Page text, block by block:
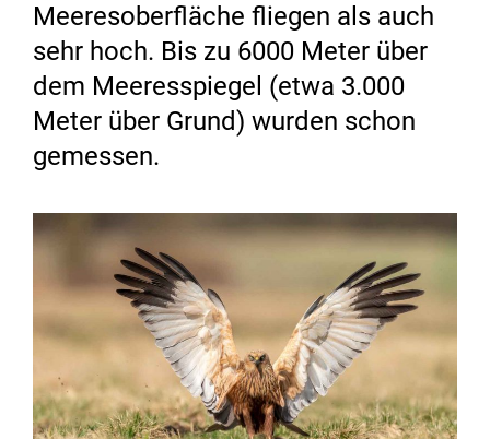
Meeresoberfläche fliegen als auch
sehr hoch. Bis zu 6000 Meter über
dem Meeresspiegel (etwa 3.000
Meter über Grund) wurden schon
gemessen.